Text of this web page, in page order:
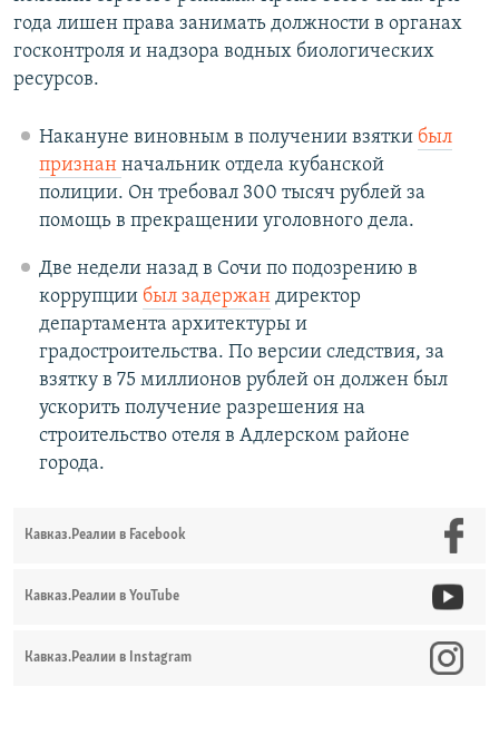
года лишен права занимать должности в органах
госконтроля и надзора водных биологических
ресурсов.
Накануне виновным в получении взятки был
признан начальник отдела кубанской
полиции​. Он требовал 300 тысяч рублей за
помощь в прекращении уголовного дела.
Две недели назад в Сочи по подозрению в
коррупции был задержандиректор
департамента архитектуры и
градостроительства. По версии следствия, за
взятку в 75 миллионов рублей он должен был
ускорить получение разрешения на
строительство отеля в Адлерском районе
города.
Кавказ.Реалии в Facebook
Кавказ.Реалии в YouTube
Кавказ.Реалии в Instagram